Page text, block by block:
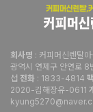
회사명 : 커피머신렌탈아
광역시 연제구 안연로
섭 전화 : 1833-4814
2020-김해장유-0611